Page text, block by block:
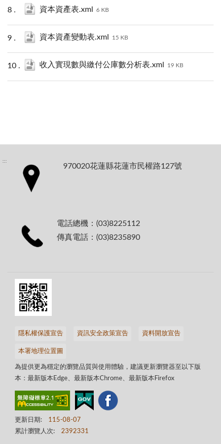
資本資產表.xml 6 KB
資本資產變動表.xml 15 KB
收入實現數與繳付公庫數分析表.xml 19 KB
:::
970020花蓮縣花蓮市民權路127號
電話總機：(03)8225112
傳真電話：(03)8235890
隱私權保護宣告 資訊安全政策宣告 資料開放宣告
本署地理位置圖
為提供更為穩定的瀏覽品質與使用體驗，建議更新瀏覽器至以下版
本：最新版本Edge、最新版本Chrome、最新版本Firefox
更新日期:
115-08-07
累計瀏覽人次:
2392331